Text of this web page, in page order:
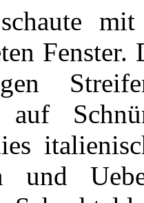
auf
und